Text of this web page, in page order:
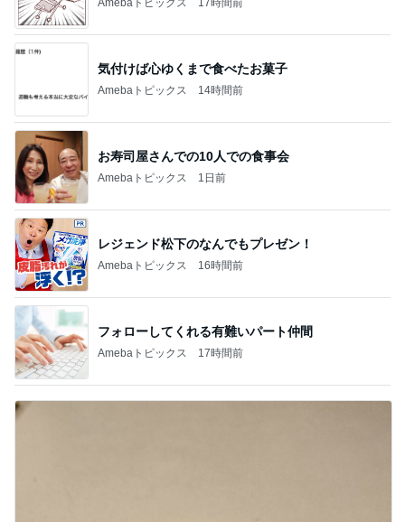
気付けば心ゆくまで食べたお菓子
Amebaトピックス 14時間前
お寿司屋さんでの10人での食事会
Amebaトピックス 1日前
レジェンド松下のなんでもプレゼン！
Amebaトピックス 16時間前
フォローしてくれる有難いパート仲間
Amebaトピックス 17時間前